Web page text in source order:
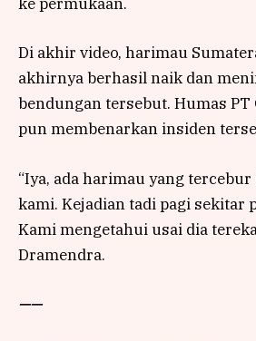
Di akhir video, harimau
akhirnya berhasil naik dan
bendungan tersebut. Humas PT
pun membenarkan insiden
“Iya, ada harimau yang
kami. Kejadian tadi pagi sekitar
Kami mengetahui usai dia
Dramendra.
——